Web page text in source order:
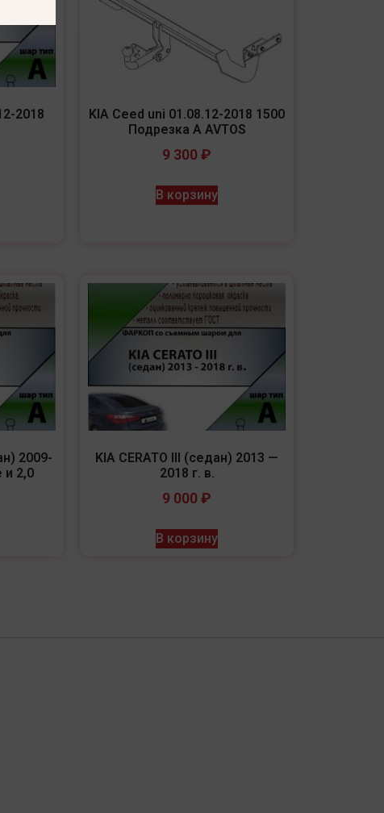
2018
KIA Ceed uni 01.08.12-2018 1500
Подрезка A AVTOS
9 300 ₽
В корзину
2009-
и 2,0
KIA CERATO III (седан) 2013 —
2018 г. в.
9 000 ₽
В корзину